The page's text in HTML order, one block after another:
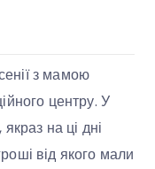
з мамою
центру. У
на ці дні
від якого мали